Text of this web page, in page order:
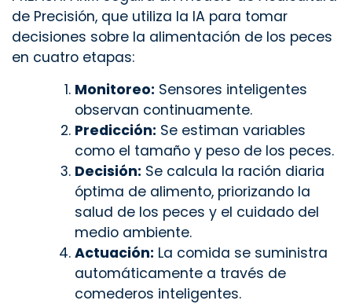
de Precisión, que utiliza la IA para tomar
decisiones sobre la alimentación de los peces
en cuatro etapas:
Monitoreo: Sensores inteligentes
observan continuamente.
Predicción: Se estiman variables
como el tamaño y peso de los peces.
Decisión: Se calcula la ración diaria
óptima de alimento, priorizando la
salud de los peces y el cuidado del
medio ambiente.
Actuación: La comida se suministra
automáticamente a través de
comederos inteligentes.